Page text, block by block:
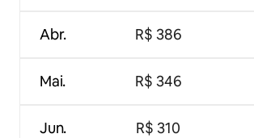
Abr.
Mai.
Jun.
R$ 386
R$ 346
R$ 310